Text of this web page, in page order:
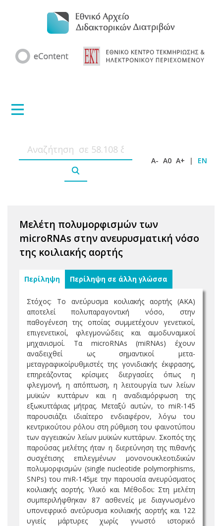
A- A0 A+ | EN
Μελέτη πολυμορφισμών των
microRNAs στην ανευρυσματική νόσο
της κοιλιακής αορτής
Περίληψη Περίληψη σε άλλη γλώσσα
Στόχος: Το ανεύρυσµα κοιλιακής αορτής (ΑΚΑ)
αποτελεί πολυπαραγοντική νόσο, στην
παθογένεση της οποίας συµµετέχουν γενετικοί,
επιγενετικοί, φλεγµονώδεις και αιµοδυναµικοί
µηχανισµοί. Τα microRNAs (miRNAs) έχουν
αναδειχθεί ως σηµαντικοί µετα-
µεταγραφικοίρυθµιστές της γονιδιακής έκφρασης,
επηρεάζοντας κρίσιµες διεργασίες όπως η
φλεγµονή, η απόπτωση, η λειτουργία των λείων
µυϊκών κυττάρων και η αναδιαµόρφωση της
εξωκυττάριας µήτρας. Μεταξύ αυτών, το miR-145
παρουσιάζει ιδιαίτερο ενδιαφέρον, λόγω του
κεντρικούτου ρόλου στη ρύθµιση του φαινοτύπου
των αγγειακών λείων µυϊκών κυττάρων. Σκοπός της
παρούσας µελέτης ήταν η διερεύνηση της πιθανής
συσχέτισης επιλεγµένων µονονουκλεοτιδικών
πολυµορφισµών (single nucleotide polymorphisms,
SNPs) του miR-145µε την παρουσία ανευρύσµατος
κοιλιακής αορτής. Υλικό και Μέθοδοι: Στη µελέτη
συµπεριλήφθηκαν 87 ασθενείς µε διαγνωσµένο
υπονεφρικό ανεύρυσµα κοιλιακής αορτής και 122
υγιείς µάρτυρες χωρίς γνωστό ιστορικό